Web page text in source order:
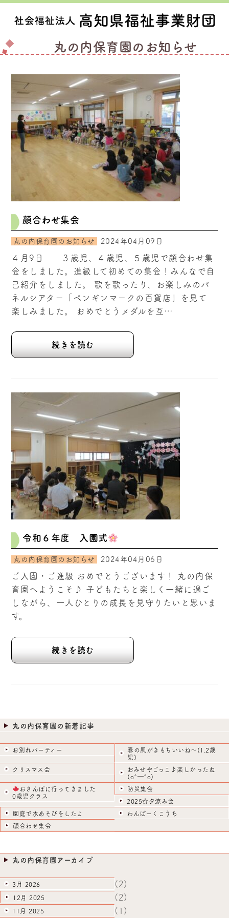
丸の内保育園のお知らせ
顔合わせ集会
丸の内保育園のお知らせ 2024年04月09日
４月9日 ３歳児、４歳児、５歳児で顔合わせ集
会をしました。進級して初めての集会！みんなで自
己紹介をしました。 歌を歌ったり、お楽しみのパ
ネルシアター「ペンギンマークの百貨店」を見て
楽しみました。 おめでとうメダルを互…
続きを読む
令和６年度 入園式
丸の内保育園のお知らせ 2024年04月06日
ご入園・ご進級 おめでとうございます！ 丸の内保
育園へようこそ♪ 子どもたちと楽しく一緒に過ご
しながら、一人ひとりの成長を見守りたいと思いま
す。
続きを読む
丸の内保育園の新着記事
お別れパーティー
春の風がきもちいいね～(1.2歳
児)
クリスマス会
おみせやごっこ♪楽しかったね
(o^―^o)
おさんぽに行ってきました
0歳児クラス
防災集会
2025☆夕涼み会
園庭で水あそびをしたよ
わんぱーくこうち
顔合わせ集会
丸の内保育園アーカイブ
3月 2026 (2)
12月 2025 (2)
11月 2025 (1)